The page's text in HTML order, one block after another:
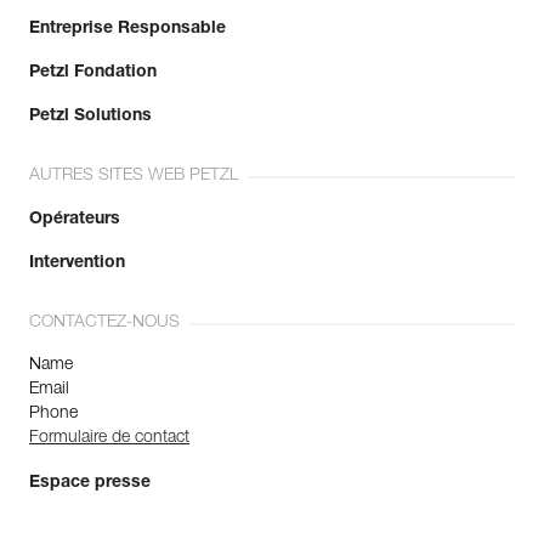
Entreprise Responsable
Petzl Fondation
Petzl Solutions
AUTRES SITES WEB PETZL
Opérateurs
Intervention
CONTACTEZ-NOUS
Name
Email
Phone
Formulaire de contact
Espace presse